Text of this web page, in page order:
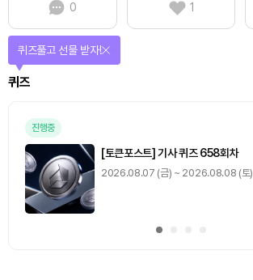
0
1
퀴즈
퀴즈풀고 선물 받자!
진행중
[토큰포스트] 기사 퀴즈 658회차
2026.08.07 (금) ~ 2026.08.08 (토)